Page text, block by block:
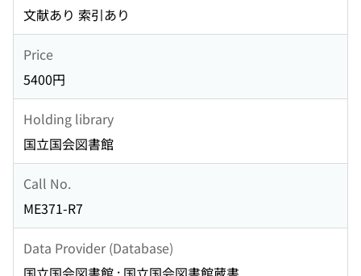
文献あり 索引あり
Price
5400円
Holding library
国立国会図書館
Call No.
ME371-R7
Data Provider (Database)